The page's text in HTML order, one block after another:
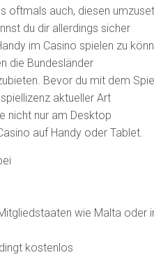
oftmals auch, diesen
du dir allerdings sicher
im Casino spielen zu
die Bundesländer
Bevor du mit dem
aktueller Art
nicht nur am Desktop
auf Handy oder Tablet.
wie Malta oder
kostenlos